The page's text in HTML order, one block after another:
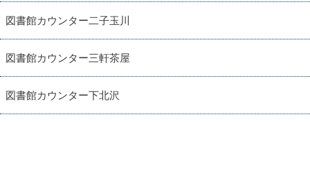
図書館カウンター二子玉川
図書館カウンター三軒茶屋
図書館カウンター下北沢